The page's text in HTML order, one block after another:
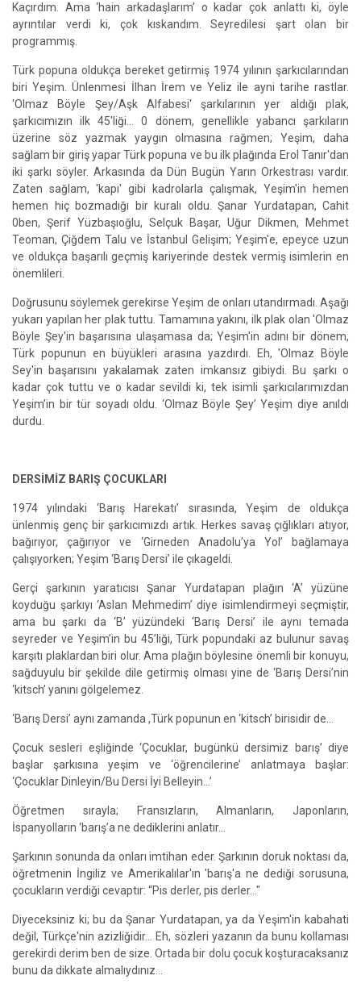
Kaçırdım. Ama ‘hain arkadaşlarım’ o kadar çok anlattı ki, öyle
ayrıntılar verdi ki, çok kıskandım. Seyredilesi şart olan bir
programmış.
Türk popuna oldukça bereket getirmiş 1974 yılının şarkıcılarından
biri Yeşim. Ünlenmesi İlhan İrem ve Yeliz ile ayni tarihe rastlar.
'Olmaz Böyle Şey/Aşk Alfabesi' şarkılarının yer aldığı plak,
şarkıcımızın ilk 45'liği... 0 dönem, genellikle yabancı şarkıların
üzerine söz yazmak yaygın olmasına rağmen; Yeşim, daha
sağlam bir giriş yapar Türk popuna ve bu ilk plağında Erol Tanır'dan
iki şarkı söyler. Arkasında da Dün Bugün Yarın Orkestrası vardır.
Zaten sağlam, 'kapı' gibi kadrolarla çalışmak, Yeşim'in hemen
hemen hiç bozmadığı bir kuralı oldu. Şanar Yurdatapan, Cahit
0ben, Şerif Yüzbaşıoğlu, Selçuk Başar, Uğur Dikmen, Mehmet
Teoman, Çiğdem Talu ve İstanbul Gelişim; Yeşim'e, epeyce uzun
ve oldukça başarılı geçmiş kariyerinde destek vermiş isimlerin en
önemlileri.
Doğrusunu söylemek gerekirse Yeşim de onları utandırmadı. Aşağı
yukarı yapılan her plak tuttu. Tamamına yakını, ilk plak olan 'Olmaz
Böyle Şey'in başarısına ulaşamasa da; Yeşim'in adını bir dönem,
Türk popunun en büyükleri arasına yazdırdı. Eh, 'Olmaz Böyle
Sey'in başarısını yakalamak zaten imkansız gibiydi. Bu şarkı o
kadar çok tuttu ve o kadar sevildi ki, tek isimli şarkıcılarımızdan
Yeşim’in bir tür soyadı oldu. ‘Olmaz Böyle Şey’ Yeşim diye anıldı
durdu.
DERSİMİZ BARIŞ ÇOCUKLARI
1974 yılındaki ‘Barış Harekatı’ sırasında, Yeşim de oldukça
ünlenmiş genç bir şarkıcımızdı artık. Herkes savaş çığlıkları atıyor,
bağırıyor, çağırıyor ve ‘Girneden Anadolu’ya Yol’ bağlamaya
çalışıyorken; Yeşim ‘Barış Dersi’ ile çıkageldi.
Gerçi şarkının yaratıcısı Şanar Yurdatapan plağın ‘A’ yüzüne
koyduğu şarkıyı ‘Aslan Mehmedim’ diye isimlendirmeyi seçmiştir,
ama bu şarkı da ‘B’ yüzündeki ‘Barış Dersi’ ile aynı temada
seyreder ve Yeşim’in bu 45’liği, Türk popundaki az bulunur savaş
karşıtı plaklardan biri olur. Ama plağın böylesine önemli bir konuyu,
sağduyulu bir şekilde dile getirmiş olması yine de ‘Barış Dersi’nin
‘kitsch’ yanını gölgelemez.
‘Barış Dersi’ aynı zamanda ,Türk popunun en ‘kitsch’ birisidir de…
Çocuk sesleri eşliğinde ‘Çocuklar, bugünkü dersimiz barış’ diye
başlar şarkısına yeşim ve ‘öğrencilerine’ anlatmaya başlar:
‘Çocuklar Dinleyin/Bu Dersi İyi Belleyin…’
Öğretmen sırayla; Fransızların, Almanların, Japonların,
İspanyolların ‘barış’a ne dediklerini anlatır…
Şarkının sonunda da onları imtihan eder. Şarkının doruk noktası da,
öğretmenin İngiliz ve Amerikalılar'ın 'barış'a ne dediği sorusuna,
çocukların verdiği cevaptır: “Pis derler, pis derler..."
Diyeceksiniz ki; bu da Şanar Yurdatapan, ya da Yeşim'in kabahati
değil, Türkçe'nin azizliğidir... Eh, sözleri yazanın da bunu kollaması
gerekirdi derim ben de size. Ortada bir dolu çocuk koşturacaksanız
bunu da dikkate almalıydınız...